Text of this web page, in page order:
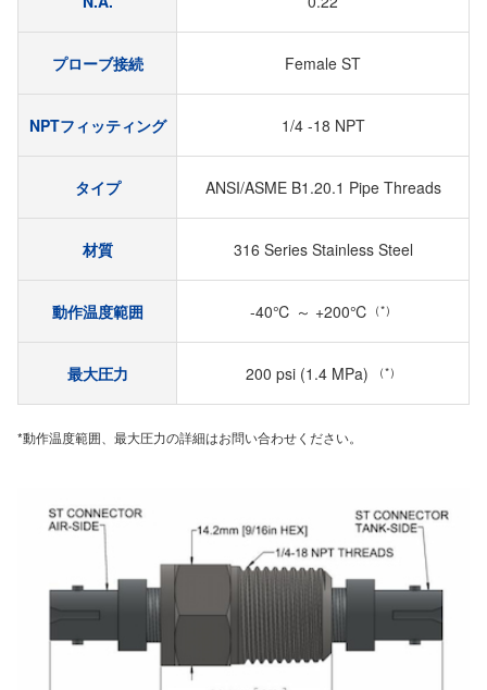
プローブ接続 Female ST
NPTフィッティング 1/4 -18 NPT
タイプ ANSI/ASME B1.20.1 Pipe Threads
材質 316 Series Stainless Steel
動作温度範囲 -40℃ ～ +200℃ （*）
最大圧力 200 psi (1.4 MPa) （*）
*動作温度範囲、最大圧力の詳細はお問い合わせください。